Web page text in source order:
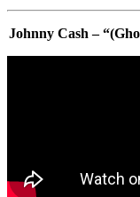
Johnny Cash –